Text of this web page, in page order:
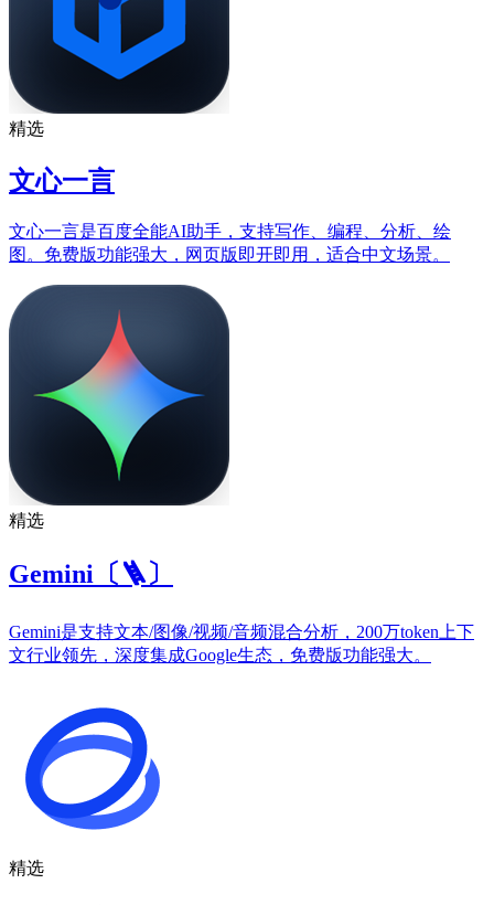
精选
文心一言
文心一言是百度全能AI助手，支持写作、编程、分析、绘
图。免费版功能强大，网页版即开即用，适合中文场景。
精选
Gemini〔🪜〕
Gemini是支持文本/图像/视频/音频混合分析，200万token上下
文行业领先，深度集成Google生态，免费版功能强大。
精选